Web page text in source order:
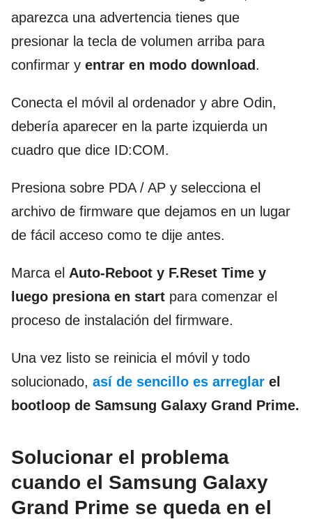
aparezca una advertencia tienes que
presionar la tecla de volumen arriba para
confirmar y entrar en modo download .
Conecta el móvil al ordenador y abre Odin,
debería aparecer en la parte izquierda un
cuadro que dice ID:COM.
Presiona sobre PDA / AP y selecciona el
archivo de firmware que dejamos en un lugar
de fácil acceso como te dije antes.
Marca el Auto-Reboot y F.Reset Time y
luego presiona en start para comenzar el
proceso de instalación del firmware.
Una vez listo se reinicia el móvil y todo
solucionado, así de sencillo es arreglar el
bootloop de Samsung Galaxy Grand Prime.
Solucionar el problema
cuando el Samsung Galaxy
Grand Prime se queda en el